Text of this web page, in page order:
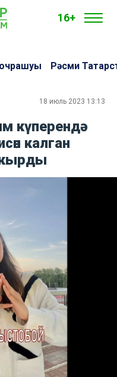
16+
Рәсми
18 июль 2023 13:13
күперендә
калган